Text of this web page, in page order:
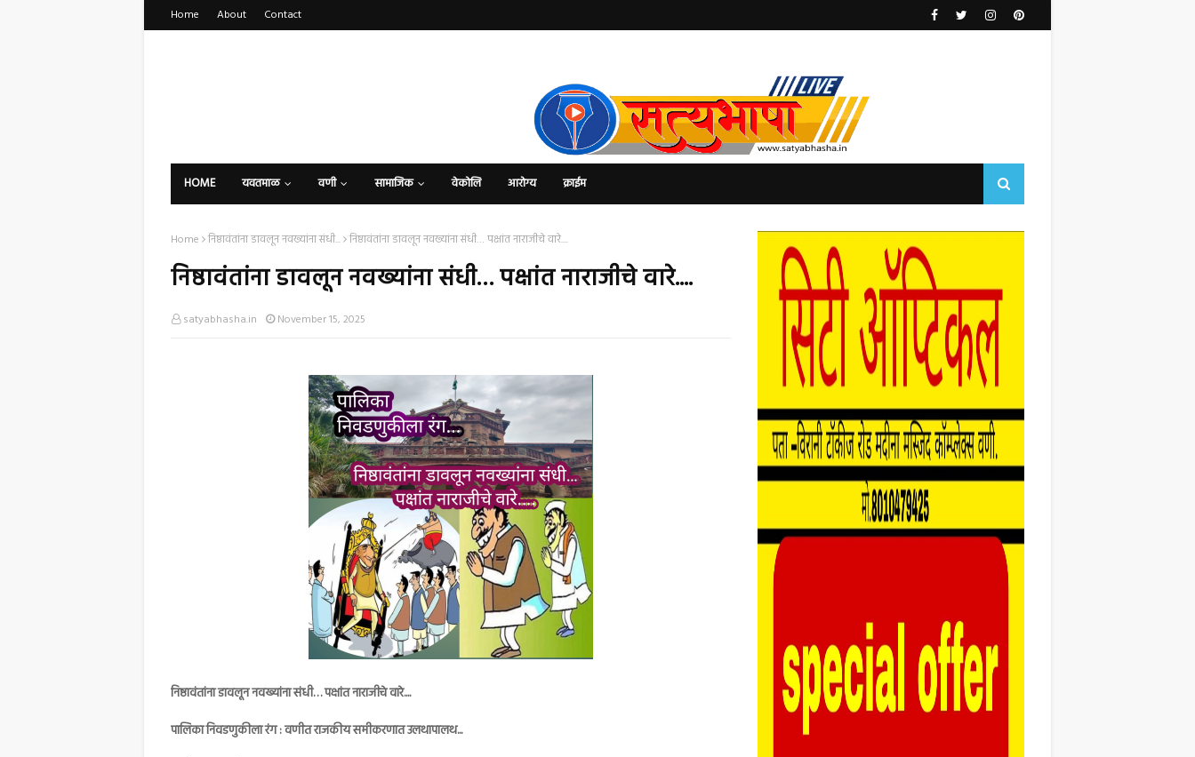
Home About Contact
HOME यवतमाळ वणी सामाजिक वेकोलि आरोग्य क्राईम
Home निष्ठावंतांना डावलून नवख्यांना संधी... निष्ठावंतांना डावलून नवख्यांना संधी… पक्षांत नाराजीचे वारे....
निष्ठावंतांना डावलून नवख्यांना संधी… पक्षांत नाराजीचे वारे....
satyabhasha.in November 15, 2025
निष्ठावंतांना डावलून नवख्यांना संधी… पक्षांत नाराजीचे वारे....
पालिका निवडणुकीला रंग : वणीत राजकीय समीकरणात उलथापालथ...